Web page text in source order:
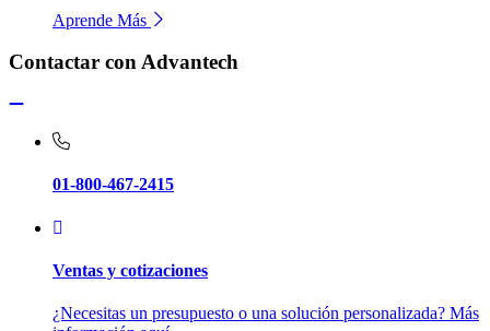
Aprende Más
Contactar con Advantech
01-800-467-2415
Ventas y cotizaciones
¿Necesitas un presupuesto o una solución personalizada? Más